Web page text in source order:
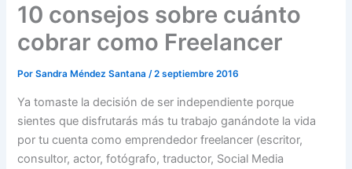
10 consejos sobre cuánto
cobrar como Freelancer
PorSandra Méndez Santana/2 septiembre 2016
Ya tomaste la decisión de ser independiente porque
sientes que disfrutarás más tu trabajo ganándote la vida
por tu cuenta como emprendedor freelancer (escritor,
consultor, actor, fotógrafo, traductor, Social Media